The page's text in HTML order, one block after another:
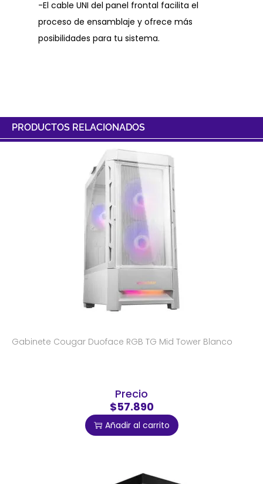
-El cable UNI del panel frontal facilita el
proceso de ensamblaje y ofrece más
posibilidades para tu sistema.
PRODUCTOS RELACIONADOS
Gabinete Cougar Duoface RGB TG Mid Tower Blanco
Precio
$57.890
Añadir al carrito